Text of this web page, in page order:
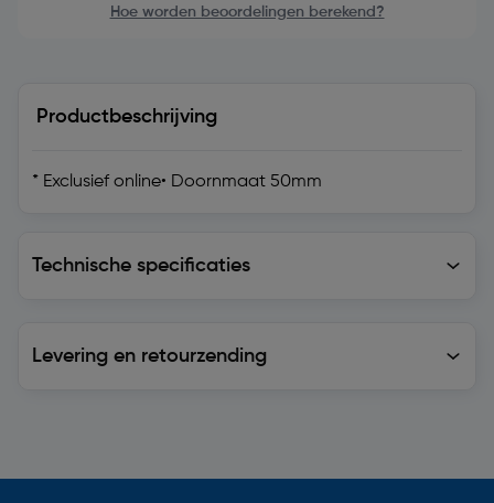
Hoe worden beoordelingen berekend?
Productbeschrijving
* Exclusief online• Doornmaat 50mm
Technische specificaties
Levering en retourzending